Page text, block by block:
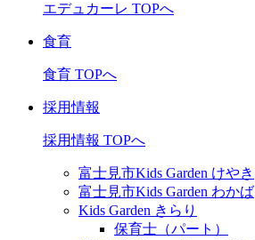
エデュカーレ TOPへ
食育
食育 TOPへ
採用情報
採用情報 TOPへ
富士見市Kids Garden けやき
富士見市Kids Garden わかば
Kids Garden きらり
保育士（パート）